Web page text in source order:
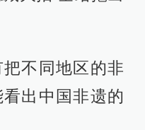
这座“非遗博物